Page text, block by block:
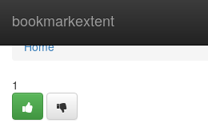
bookmarkextent
Home
Home
1